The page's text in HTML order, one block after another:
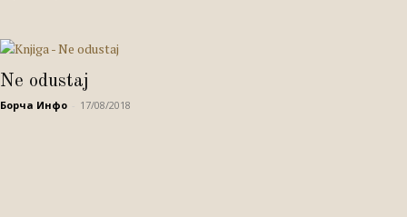
Ne odustaj
Борча Инфо 17/08/2018